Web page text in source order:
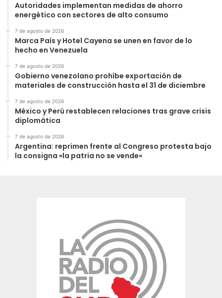
Autoridades implementan medidas de ahorro
energético con sectores de alto consumo
7 de agosto de 2026
Marca País y Hotel Cayena se unen en favor de lo
hecho en Venezuela
7 de agosto de 2026
Gobierno venezolano prohíbe exportación de
materiales de construcción hasta el 31 de diciembre
7 de agosto de 2026
México y Perú restablecen relaciones tras grave crisis
diplomática
7 de agosto de 2026
Argentina: reprimen frente al Congreso protesta bajo
la consigna «la patria no se vende»